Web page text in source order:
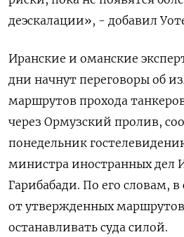
деэскалации», - добавил
Иранские и оманские
дни ​начнут переговоры об
маршрутов ‌прохода
через Ормузский пролив,
понедельник
министра иностранных дел
Гарибабади. По его словам,
от утвержденных
останавливать суда силой.